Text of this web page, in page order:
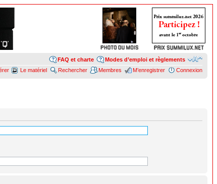
Modes d’emploi et règlements
FAQ et charte
Connexion
M’enregistrer
Membres
Rechercher
Le matériel